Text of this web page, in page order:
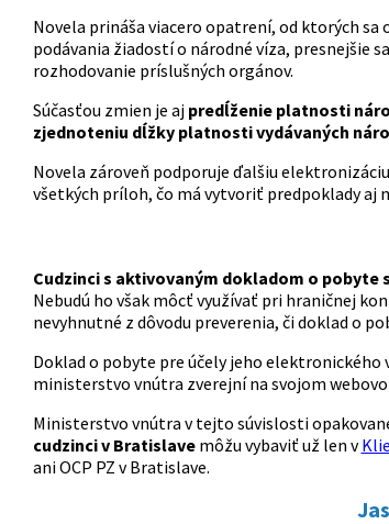
Novela prináša viacero opatrení, od ktorých sa
podávania žiadostí o národné víza, presnejšie
rozhodovanie príslušných orgánov.
Súčasťou zmien je aj predĺženie platnosti
zjednoteniu dĺžky platnosti vydávaných
Novela zároveň podporuje ďalšiu
všetkých príloh, čo má vytvoriť predpoklady aj
Cudzinci s aktivovaným dokladom o
Nebudú ho však môcť využívať pri hraničnej
nevyhnutné z dôvodu preverenia, či doklad o
Doklad o pobyte pre účely jeho
ministerstvo vnútra zverejní na svojom
Ministerstvo vnútra v tejto súvislosti
cudzinci v Bratislavemôžu vybaviť už len v
ani OCP PZ v Bratislave.